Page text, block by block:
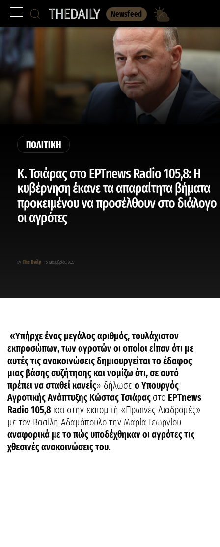
Newsfeed
ΠΟΛΙΤΙΚΗ
Κ. Τσιάρας στο ΕΡΤnews Radio 105,8: Η
κυβέρνηση έκανε τα απαραίτητα βήματα
προκειμένου να προσέλθουν στο διάλογο
οι αγρότες
By The Daily 16 Δεκεμβρίου, 2025
«Υπήρχε ένας μεγάλος αριθμός, τουλάχιστον
εκπροσώπων, των αγροτών οι οποίοι είπαν ότι με
αυτές τις ανακοινώσεις δημιουργείται το έδαφος
μιας βάσης συζήτησης και νομίζω ότι, σε αυτό
πρέπει να σταθεί κανείς» δήλωσε ο Υπουργός
Αγροτικής Ανάπτυξης Κώστας Τσιάρας στο ΕΡΤnews
Radio 105,8 και στην εκπομπή «Πρωινές Διαδρομές»
με τον Βασίλη Αδαμόπουλο την Μαρία Γεωργίου
αναφορικά με το πώς υποδέχθηκαν οι αγρότες τις
χθεσινές ανακοινώσεις του.